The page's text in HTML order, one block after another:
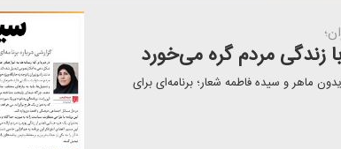
زندگی مردم گره می‌خورد
ماهر و سیده فاطمه شعار؛ برنامه‌ای برای